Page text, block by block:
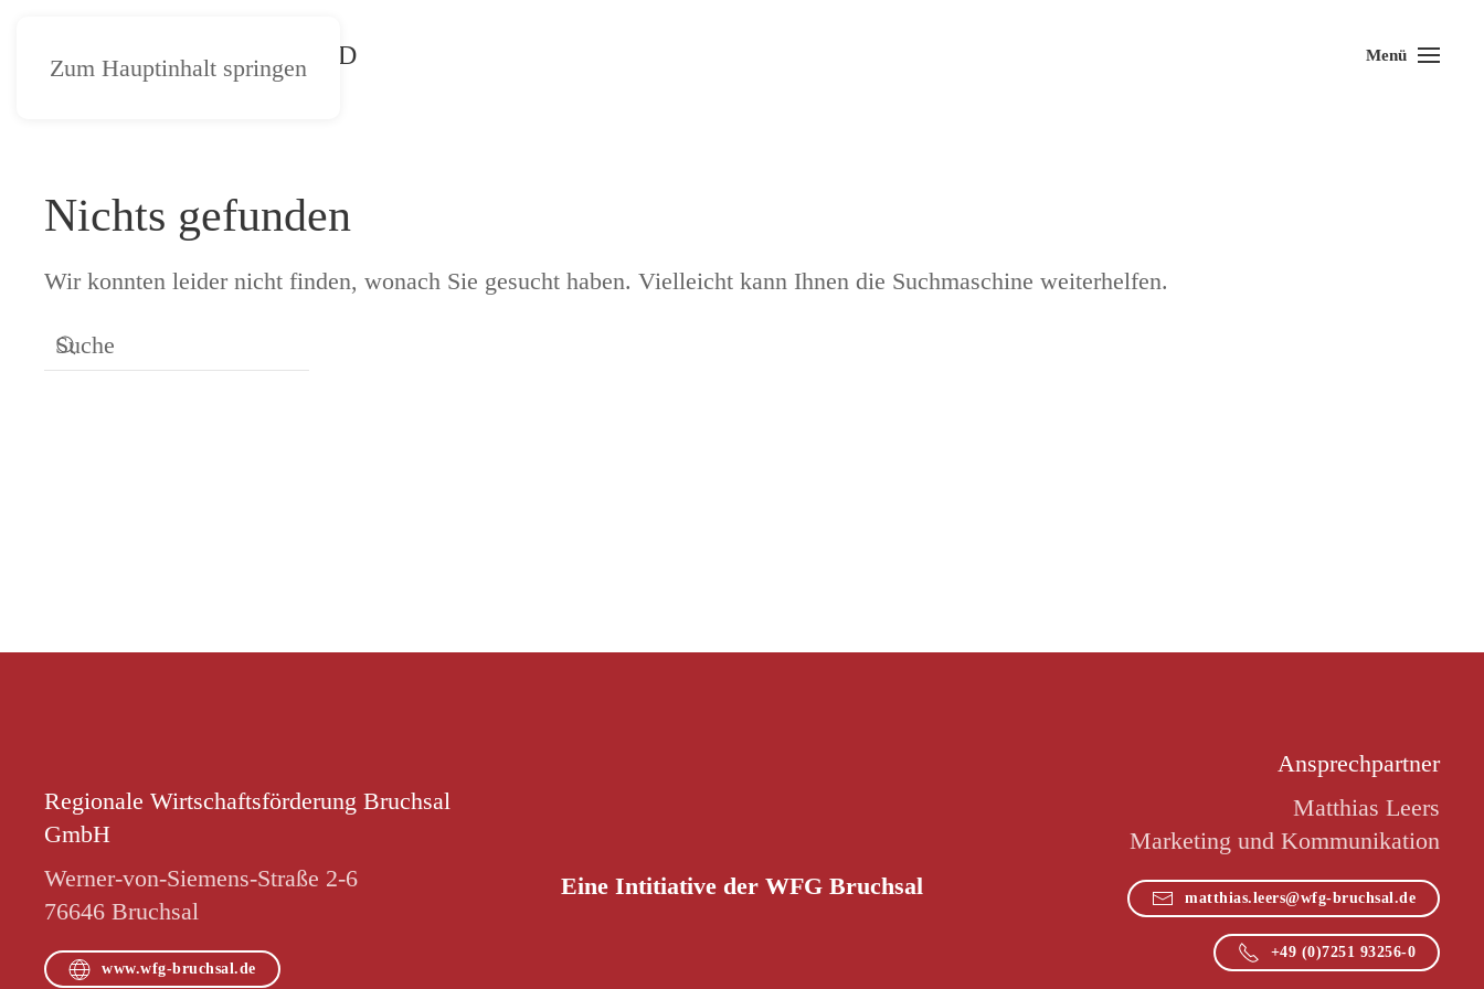
Zum Hauptinhalt springen Menü
Nichts gefunden
Wir konnten leider nicht finden, wonach Sie gesucht haben. Vielleicht kann Ihnen die Suchmaschine weiterhelfen.
Regionale Wirtschaftsförderung Bruchsal
GmbH
Werner-von-Siemens-Straße 2-6
76646 Bruchsal
www.wfg-bruchsal.de
Eine Intitiative der WFG Bruchsal
Ansprechpartner
Matthias Leers
Marketing und Kommunikation
matthias.leers@wfg-bruchsal.de
+49 (0)7251 93256-0